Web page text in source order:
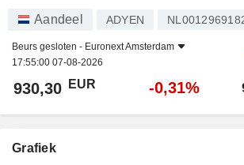
Aandeel ADYEN
Beurs gesloten - Euronext Amsterdam
17:55:00 07-08-2026
930,30 EUR -0,31%
Grafiek